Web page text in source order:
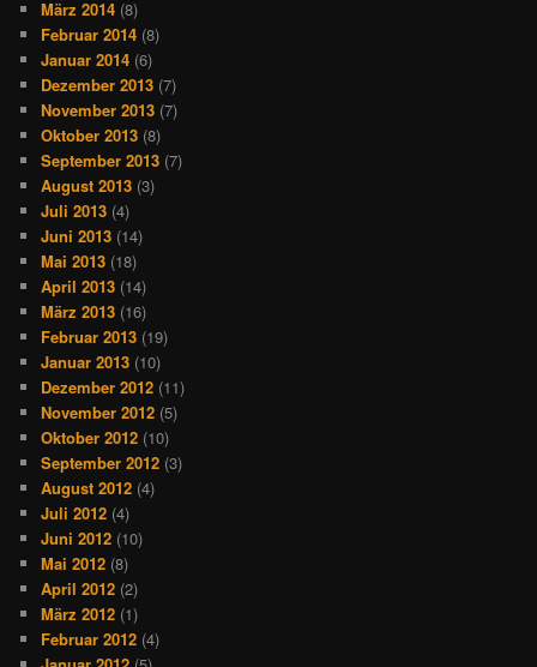
März 2014 (8)
Februar 2014 (8)
Januar 2014 (6)
Dezember 2013 (7)
November 2013 (7)
Oktober 2013 (8)
September 2013 (7)
August 2013 (3)
Juli 2013 (4)
Juni 2013 (14)
Mai 2013 (18)
April 2013 (14)
März 2013 (16)
Februar 2013 (19)
Januar 2013 (10)
Dezember 2012 (11)
November 2012 (5)
Oktober 2012 (10)
September 2012 (3)
August 2012 (4)
Juli 2012 (4)
Juni 2012 (10)
Mai 2012 (8)
April 2012 (2)
März 2012 (1)
Februar 2012 (4)